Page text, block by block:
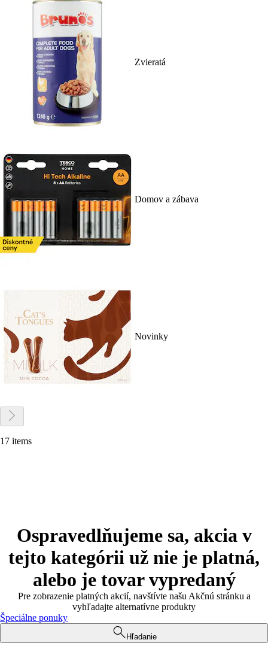
Zvieratá
Domov a zábava
Novinky
17 items
Ospravedlňujeme sa, akcia v
tejto kategórii už nie je platná,
alebo je tovar vypredaný
Pre zobrazenie platných akcií, navštívte našu Akčnú stránku a
vyhľadajte alternatívne produkty
Špeciálne ponuky
Hľadanie